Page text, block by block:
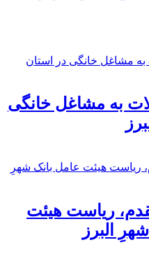
به مشاغل خانگی
ریاست هیئت
البرز